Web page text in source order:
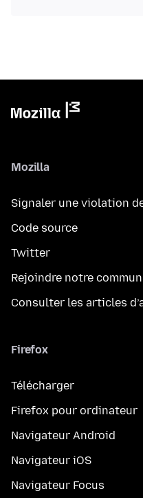
Mozilla
Signaler une violation
Code source
Twitter
Rejoindre notre
Consulter les articles
Firefox
Télécharger
Firefox pour ordinateur
Navigateur Android
Navigateur iOS
Navigateur Focus